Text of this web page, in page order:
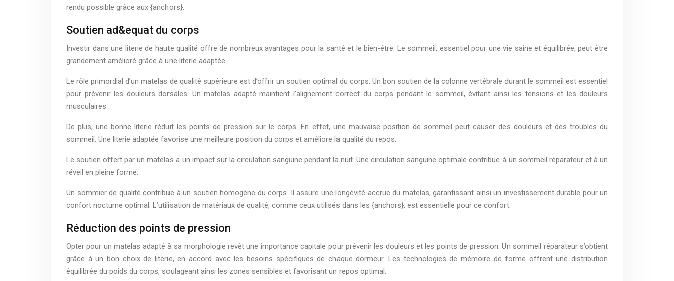
rendu possible grâce aux {anchors}.
Soutien ad&equat du corps
Investir dans une literie de haute qualité offre de nombreux avantages pour la santé et le bien-être. Le sommeil, essentiel pour une vie saine et équilibrée, peut être
grandement amélioré grâce à une literie adaptée.
Le rôle primordial d’un matelas de qualité supérieure est d’offrir un soutien optimal du corps. Un bon soutien de la colonne vertébrale durant le sommeil est essentiel
pour prévenir les douleurs dorsales. Un matelas adapté maintient l’alignement correct du corps pendant le sommeil, évitant ainsi les tensions et les douleurs
musculaires.
De plus, une bonne literie réduit les points de pression sur le corps. En effet, une mauvaise position de sommeil peut causer des douleurs et des troubles du
sommeil. Une literie adaptée favorise une meilleure position du corps et améliore la qualité du repos.
Le soutien offert par un matelas a un impact sur la circulation sanguine pendant la nuit. Une circulation sanguine optimale contribue à un sommeil réparateur et à un
réveil en pleine forme.
Un sommier de qualité contribue à un soutien homogène du corps. Il assure une longévité accrue du matelas, garantissant ainsi un investissement durable pour un
confort nocturne optimal. L’utilisation de matériaux de qualité, comme ceux utilisés dans les {anchors}, est essentielle pour ce confort.
Réduction des points de pression
Opter pour un matelas adapté à sa morphologie revêt une importance capitale pour prévenir les douleurs et les points de pression. Un sommeil réparateur s’obtient
grâce à un bon choix de literie, en accord avec les besoins spécifiques de chaque dormeur. Les technologies de mémoire de forme offrent une distribution
équilibrée du poids du corps, soulageant ainsi les zones sensibles et favorisant un repos optimal.